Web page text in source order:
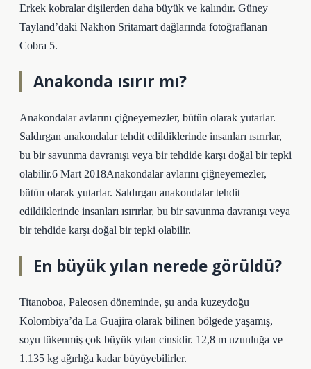
Erkek kobralar dişilerden daha büyük ve kalındır. Güney
Tayland’daki Nakhon Sritamart dağlarında fotoğraflanan
Cobra 5.
Anakonda ısırır mı?
Anakondalar avlarını çiğneyemezler, bütün olarak yutarlar.
Saldırgan anakondalar tehdit edildiklerinde insanları ısırırlar,
bu bir savunma davranışı veya bir tehdide karşı doğal bir tepki
olabilir.6 Mart 2018Anakondalar avlarını çiğneyemezler,
bütün olarak yutarlar. Saldırgan anakondalar tehdit
edildiklerinde insanları ısırırlar, bu bir savunma davranışı veya
bir tehdide karşı doğal bir tepki olabilir.
En büyük yılan nerede görüldü?
Titanoboa, Paleosen döneminde, şu anda kuzeydoğu
Kolombiya’da La Guajira olarak bilinen bölgede yaşamış,
soyu tükenmiş çok büyük yılan cinsidir. 12,8 m uzunluğa ve
1.135 kg ağırlığa kadar büyüyebilirler.